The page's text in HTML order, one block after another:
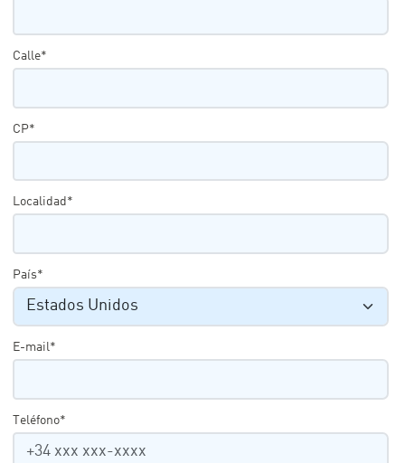
Calle*
CP*
Localidad*
País*
E-mail*
Teléfono*